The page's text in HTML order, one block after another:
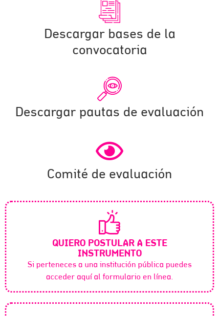
Descargar bases de la
convocatoria
Descargar pautas de evaluación
Comité de evaluación
QUIERO POSTULAR A ESTE
INSTRUMENTO
Si perteneces a una institución pública puedes
acceder aquí al formulario en línea.
AVANCEMOS